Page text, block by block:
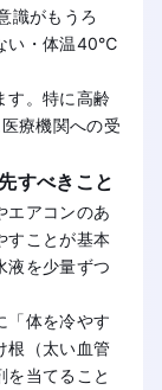
識がもうろ
い・体温40℃
す。特に高齢
療機関への受
すべきこと
エアコンのあ
すことが基本
液を少量ずつ
「体を冷やす
根（太い血管
を当てること